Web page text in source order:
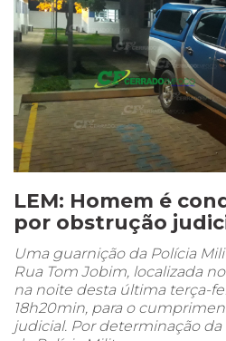
LEM: Homem é
por obstrução
Uma guarnição da Polícia
Rua Tom Jobim, localizada
na noite desta última terça-
18h20min, para o
judicial. Por determinação